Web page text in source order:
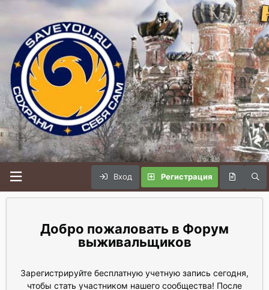
Вход Регистрация
Форум
выживальщиков
Зарегистрируйте бесплатную учетную запись сегодня,
чтобы стать участником нашего сообщества! После